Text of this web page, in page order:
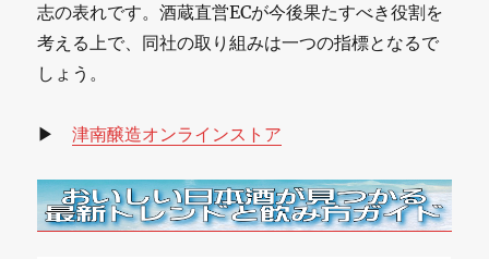
志の表れです。酒蔵直営ECが今後果たすべき役割を
考える上で、同社の取り組みは一つの指標となるで
しょう。
▶津南醸造オンラインストア